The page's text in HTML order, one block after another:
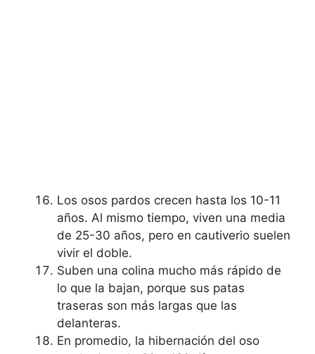
Los osos pardos crecen hasta los 10-11
años. Al mismo tiempo, viven una media
de 25-30 años, pero en cautiverio suelen
vivir el doble.
Suben una colina mucho más rápido de
lo que la bajan, porque sus patas
traseras son más largas que las
delanteras.
En promedio, la hibernación del oso